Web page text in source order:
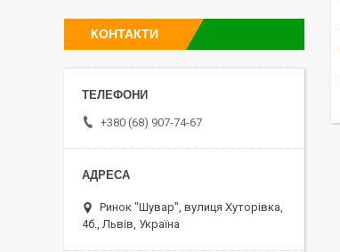
КОНТАКТИ
+380 (68) 907-74-67
Ринок "Шувар", вулиця Хуторівка,
4б., Львів, Україна